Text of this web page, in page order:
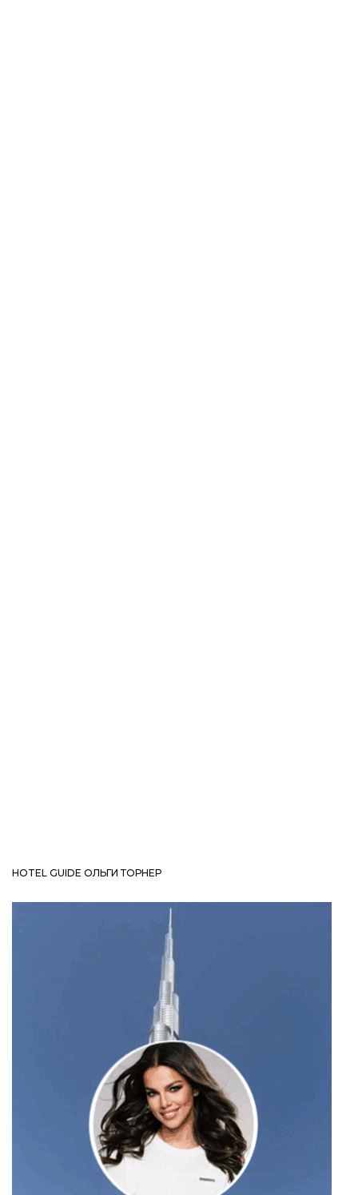
HOTEL GUIDE ОЛЬГИ ТОРНЕР